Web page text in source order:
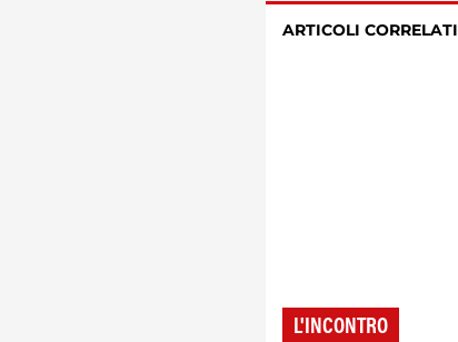
ARTICOLI CORRELATI
L'INCONTRO